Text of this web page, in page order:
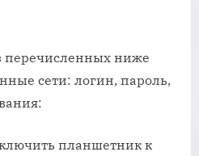
перечисленных ниже
сети: логин, пароль,
планшетник к